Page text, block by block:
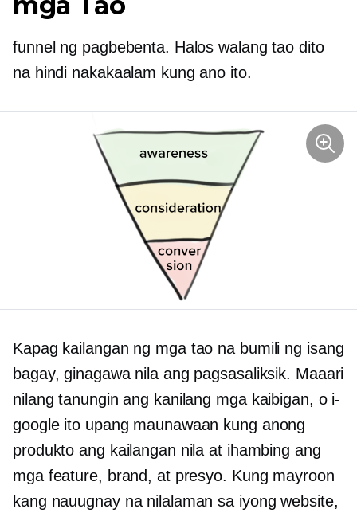
funnel ng pagbebenta. Halos walang tao dito
na hindi nakakaalam kung ano ito.
Kapag kailangan ng mga tao na bumili ng isang
bagay, ginagawa nila ang pagsasaliksik. Maaari
nilang tanungin ang kanilang mga kaibigan, o i-
google ito upang maunawaan kung anong
produkto ang kailangan nila at ihambing ang
mga feature, brand, at presyo. Kung mayroon
kang nauugnay na nilalaman sa iyong website,